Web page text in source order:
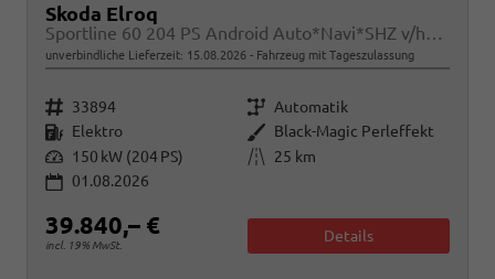
Skoda Elroq
Sportline 60 204 PS Android Auto*Navi*SHZ v/h*Kamera*E-Heck*Kessy*ACC
unverbindliche Lieferzeit: 15.08.2026 Fahrzeug mit Tageszulassung
Fahrzeugnr. 33894 Getriebe Automatik
Kraftstoff Elektro Außenfarbe Black-Magic Perleffekt
Leistung 150 kW (204 PS) Kilometerstand
25 km
01.08.2026
39.840,– €
incl. 19% MwSt.
Details